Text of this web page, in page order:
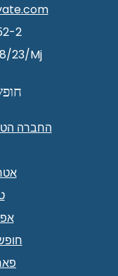
2
23/Mj
החברה